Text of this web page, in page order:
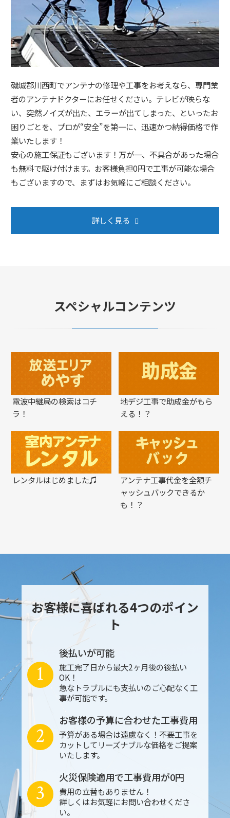
磯城郡川西町でアンテナの修理や工事をお考えなら、専門業
者のアンテナドクターにお任せください。テレビが映らな
い、突然ノイズが出た、エラーが出てしまった、といったお
困りごとを、プロが“安全”を第一に、迅速かつ納得価格で作
業いたします！
安心の施工保証もございます！万が一、不具合があった場合
も無料で駆け付けます。お客様負担0円で工事が可能な場合
もございますので、まずはお気軽にご相談ください。
詳しく見る
スペシャルコンテンツ
電波中継局の検索はコチ
ラ！
地デジ工事で助成金がもら
える！？
レンタルはじめました♫
アンテナ工事代金を全額チ
ャッシュバックできるか
も！？
お客様に喜ばれる4つのポイン
ト
後払いが可能
施工完了日から最大2ヶ月後の後払い
OK！
急なトラブルにも支払いのご心配なく工
事が可能です。
1
お客様の予算に合わせた工事費用
予算がある場合は遠慮なく！不要工事を
カットしてリーズナブルな価格をご提案
いたします。
2
火災保険適用で工事費用が0円
費用の立替もありません！
詳しくはお気軽にお問い合わせくださ
い。
3